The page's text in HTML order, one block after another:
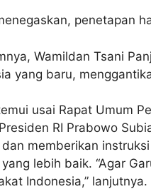
penetapan
Wamildan Tsani
yang baru,
usai Rapat Umum
RI Prabowo
memberikan
lebih baik. “Agar
Indonesia,” lanjutnya.